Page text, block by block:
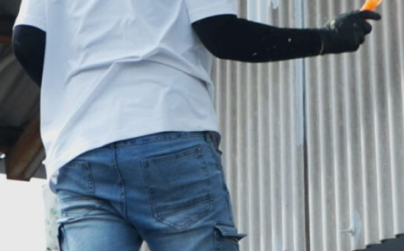
業務内容
制作事例
採用支援
お問い合わせ